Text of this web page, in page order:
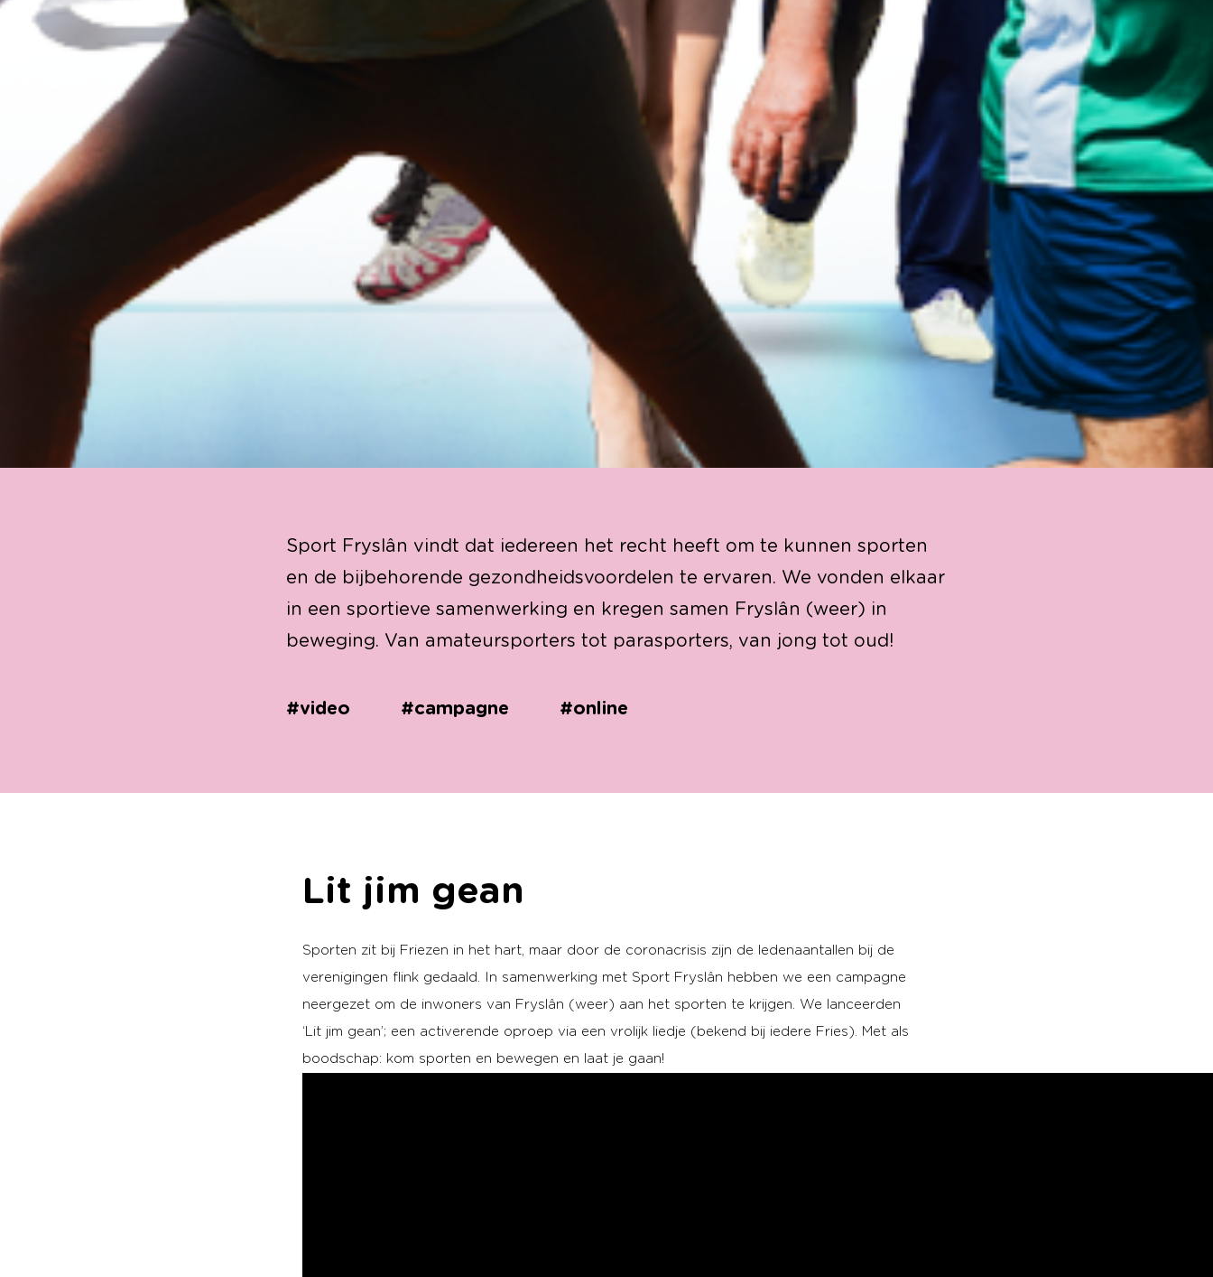
Sport Fryslân vindt dat iedereen het recht heeft om te kunnen sporten
en de bijbehorende gezondheidsvoordelen te ervaren. We vonden elkaar
in een sportieve samenwerking en kregen samen Fryslân (weer) in
beweging. Van amateursporters tot parasporters, van jong tot oud!
#video #campagne #online
Lit jim gean
Sporten zit bij Friezen in het hart, maar door de coronacrisis zijn de ledenaantallen bij de
verenigingen flink gedaald. In samenwerking met Sport Fryslân hebben we een campagne
neergezet om de inwoners van Fryslân (weer) aan het sporten te krijgen. We lanceerden
‘Lit jim gean’; een activerende oproep via een vrolijk liedje (bekend bij iedere Fries). Met als
boodschap: kom sporten en bewegen en laat je gaan!